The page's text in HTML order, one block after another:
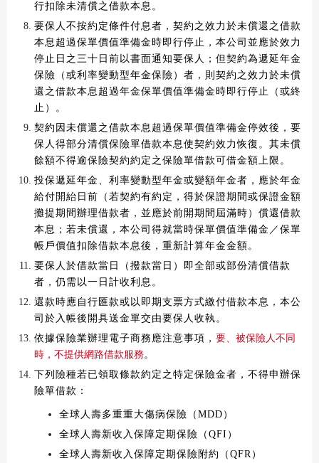
行扣除未清償之借款本息。
要保人不按約定條件付息者，契約之效力於未償還之借款
本息超過保單價值準備金時即行停止，本公司並應於效力
停止日之三十日前以書面通知要保人；但契約為遞延年金
保險（或利率變動型年金保險）者，則契約之效力於未償
還之借款本息超過年金保單價值準備金時即行停止（或終
止）。
契約因未償還之借款本息超過保單價值準備金停效後，要
保人得部分清償保險單借款本息使契約效力恢復。其未償
餘額不得逾保險契約約定之保險單借款可借金額上限。
投保遞延年金、利率變動型年金或變額年金者，應於年金
給付開紿日前（若契約有約定，得於保證期間或保證金額
攤提期間辦理借款者，並應於前開期間屆滿時）償還借款
本息；若未償還，本公司得就當時保單價值準備金／保單
帳戶價值扣除借款本息後，重新計算年金金額。
要保人於借款當日（撥款當日）即全部或部份清償借款
者，仍需以一日計收利息。
還款時應自行匯款或以即期支票方式繳付借款本息，本公
司於入帳後開具送金單交由要保人收執。
依據保險業辦理電子商務應注意事項， 要、被保險人不同
時，不提供網路借款服務。
下列險種若已領取條款約定之特定保險金者，不得申辦保
險單借款：
全球人壽多重重大傷病保險（MDD）
全球人壽新收入保障定期保險（QFI）
全球人壽新收入保障定期保險附約（QFR）